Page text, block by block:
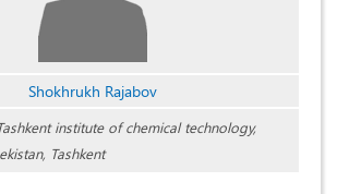
Shokhrukh Rajabov
institute of chemical technology,
Tashkent